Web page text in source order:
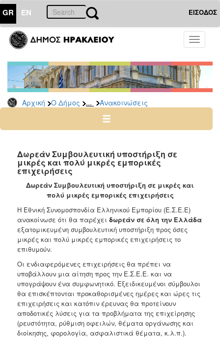
GR EN ΕΙΣΟΔΟΣ
Toggle
Αρχική Ο Δήμος ... Ανακοινώσεις
ΔΗΜΟΣ
Υπηρεσίες
&
Φορείς
Δημοτικές
Υπηρεσίες
Ηλεκτρονική
Διακυβέρνηση
Σχολικές
Επιτροπές
Ανάπτυξη
Ανακοινώσεις
Προγράμματα
Αγωγή
Κοιμητήρια
Κέντρο
Οικογένειας
Δωρεάν Συμβουλευτική υποστήριξη σε
μικρές και πολύ μικρές εμπορικές
επιχειρήσεις
Δωρεάν Συμβουλευτική υποστήριξη σε μικρές και
πολύ μικρές εμπορικές επιχειρήσεις
Η Εθνική Συνομοσπονδία Ελληνικού Εμπορίου (Ε.Σ.Ε.Ε)
ανακοίνωσε ότι θα παρέχει δωρεάν σε όλη την Ελλάδα
εξατομικευμένη συμβουλευτική υποστήριξη προς όσες
μικρές και πολύ μικρές εμπορικές επιχειρήσεις το
επιθυμούν.
Οι ενδιαφερόμενες επιχειρήσεις θα πρέπει να
υποβάλλουν μια αίτηση προς την Ε.Σ.Ε.Ε. και να
υπογράψουν ένα συμφωνητικό. Εξειδικευμένοι σύμβουλοι
θα επισκέπτονται προκαθορισμένες ημέρες και ώρες τις
επιχειρήσεις και κατόπιν έρευνας θα προτείνουν
αποδοτικές λύσεις για τα προβλήματα της επιχείρησης
(ρευστότητα, ρύθμιση οφειλών, θέματα οργάνωσης και
διοίκησης, φορολογία, ασφαλιστικά θέματα, κ.λ.π.).